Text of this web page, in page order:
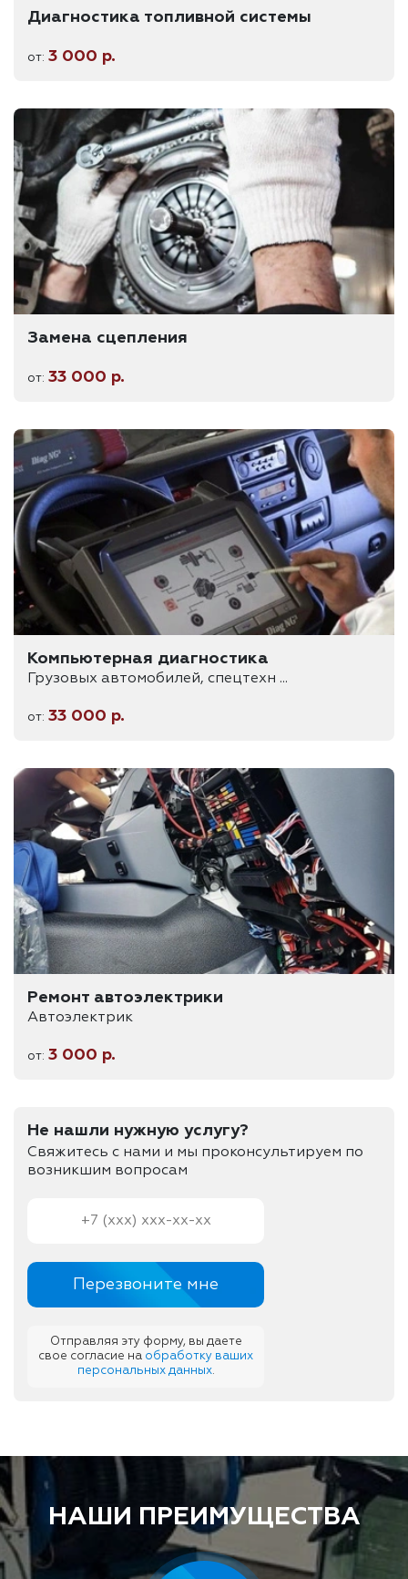
Диагностика топливной системы
от: 3 000 р.
Замена сцепления
от: 33 000 р.
Компьютерная диагностика
Грузовых автомобилей, спецтехн ...
от: 33 000 р.
Ремонт автоэлектрики
Автоэлектрик
от: 3 000 р.
Не нашли нужную услугу?
Свяжитесь с нами и мы проконсультируем по
возникшим вопросам
Отправляя эту форму, вы даете
свое согласие на обработку ваших
персональных данных.
НАШИ ПРЕИМУЩЕСТВА